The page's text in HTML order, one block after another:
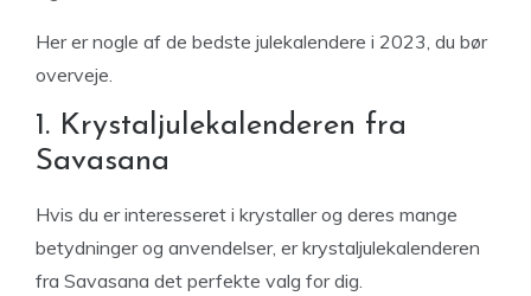
Her er nogle af de bedste julekalendere i 2023, du bør
overveje.
1. Krystaljulekalenderen fra
Savasana
Hvis du er interesseret i krystaller og deres mange
betydninger og anvendelser, er krystaljulekalenderen
fra Savasana det perfekte valg for dig.